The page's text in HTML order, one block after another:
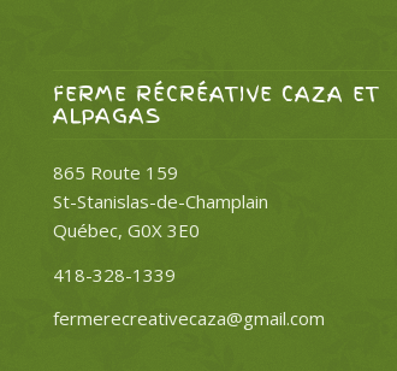
FERME RÉCRÉATIVE CAZA ET
ALPAGAS
865 Route 159
St-Stanislas-de-Champlain
Québec, G0X 3E0
418-328-1339
fermerecreativecaza@gmail.com